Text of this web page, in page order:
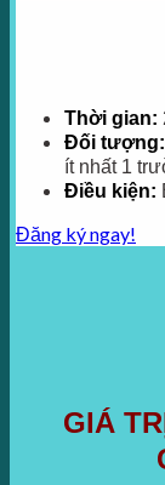
Thời gian:
Đối tượng:
ít nhất 1
Điều kiện:
Đăng ký ngay!
GIÁ